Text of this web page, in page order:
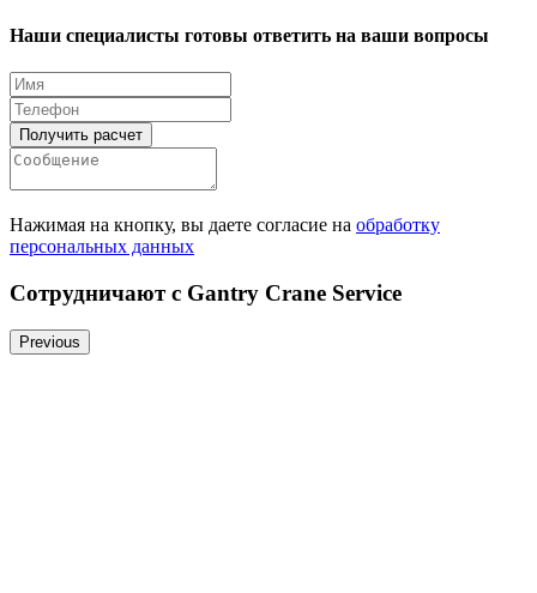
Наши специалисты готовы ответить на ваши вопросы
Нажимая на кнопку, вы даете согласие на обработку
персональных данных
Cотрудничают c Gantry Crane Service
Previous